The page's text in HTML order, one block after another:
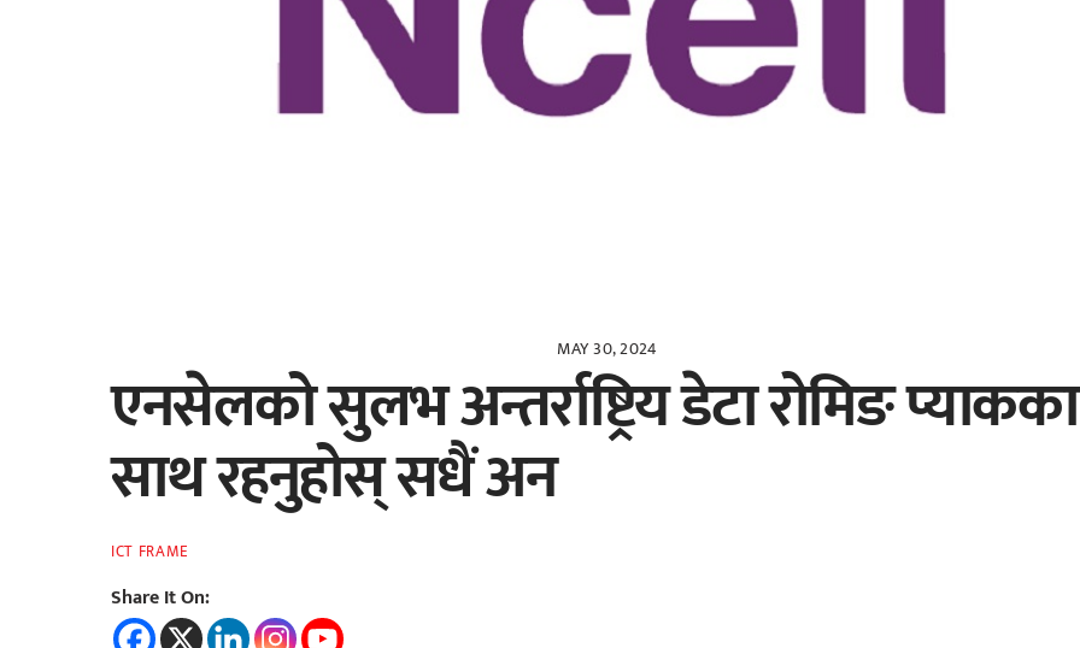
MAY 30, 2024
एनसेलको सुलभ अन्तर्राष्ट्रिय डेटा रोमिङ प्याकका
साथ रहनुहोस् सधैं अन
ICT FRAME
Share It On: